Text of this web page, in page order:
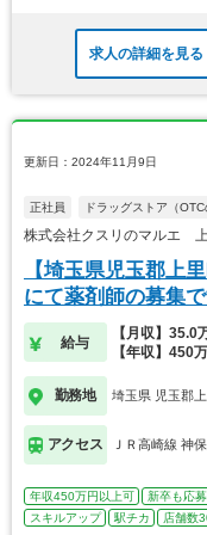
求人の詳細を見る
更新日：2024年11月9日
正社員 ドラッグストア（OTC
株式会社クスリのマルエ
【埼玉県児玉郡上
にて薬剤師の募集
給与
【月収】35.0
【年収】450
勤務地 埼玉県 児玉郡上
アクセス ＪＲ高崎線 神
年収450万円以上可 新卒も応
スキルアップ
駅チカ 店舗数